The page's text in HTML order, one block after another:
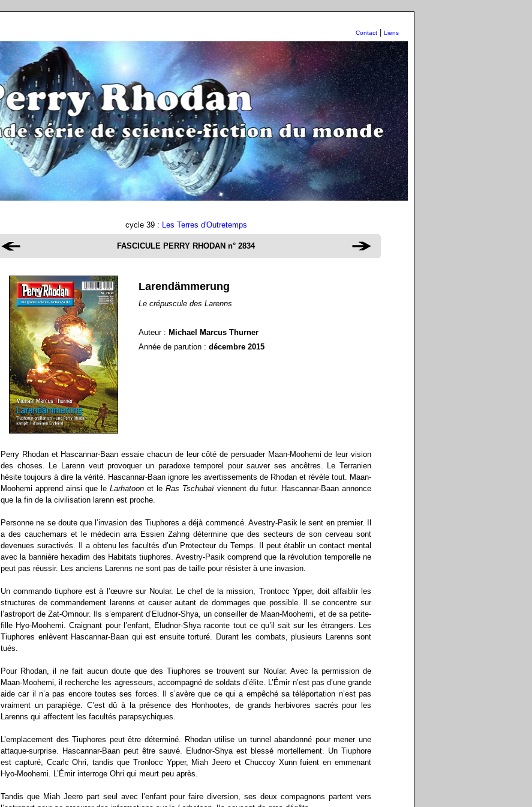
Contact Liens
cycle 39 : Les Terres d'Outretemps
FASCICULE PERRY RHODAN n° 2834
Larendämmerung
Le crépuscule des Larenns
Auteur : Michael Marcus Thurner
Année de parution : décembre 2015
Perry Rhodan et Hascannar-Baan essaie chacun de leur côté de persuader Maan-Moohemi de leur vision
des choses. Le Larenn veut provoquer un paradoxe temporel pour sauver ses ancêtres. Le Terranien
hésite toujours à dire la vérité. Hascannar-Baan ignore les avertissements de Rhodan et révèle tout. Maan-
Moohemi apprend ainsi que le Larhatoon et le Ras Tschubaïviennent du futur. Hascannar-Baan annonce
que la fin de la civilisation larenn est proche.
Personne ne se doute que l’invasion des Tiuphores a déjà commencé. Avestry-Pasik le sent en premier. Il
a des cauchemars et le médecin arra Essien Zahng détermine que des secteurs de son cerveau sont
devenues suractivés. Il a obtenu les facultés d’un Protecteur du Temps. Il peut établir un contact mental
avec la bannière hexadim des Habitats tiuphores. Avestry-Pasik comprend que la révolution temporelle ne
peut pas réussir. Les anciens Larenns ne sont pas de taille pour résister à une invasion.
Un commando tiuphore est à l’œuvre sur Noular. Le chef de la mission, Trontocc Ypper, doit affaiblir les
structures de commandement larenns et causer autant de dommages que possible. Il se concentre sur
l’astroport de Zat-Omnour. Ils s’emparent d’Eludnor-Shya, un conseiller de Maan-Moohemi, et de sa petite-
fille Hyo-Moohemi. Craignant pour l’enfant, Eludnor-Shya raconte tout ce qu’il sait sur les étrangers. Les
Tiuphores enlèvent Hascannar-Baan qui est ensuite torturé. Durant les combats, plusieurs Larenns sont
tués.
Pour Rhodan, il ne fait aucun doute que des Tiuphores se trouvent sur Noular. Avec la permission de
Maan-Moohemi, il recherche les agresseurs, accompagné de soldats d’élite. L’Émir n’est pas d’une grande
aide car il n’a pas encore toutes ses forces. Il s’avère que ce qui a empêché sa téléportation n’est pas
vraiment un parapiège. C’est dû à la présence des Honhootes, de grands herbivores sacrés pour les
Larenns qui affectent les facultés parapsychiques.
L’emplacement des Tiuphores peut être déterminé. Rhodan utilise un tunnel abandonné pour mener une
attaque-surprise. Hascannar-Baan peut être sauvé. Eludnor-Shya est blessé mortellement. Un Tiuphore
est capturé, Ccarlc Ohri, tandis que Tronlocc Ypper, Miah Jeero et Chuccoy Xunn fuient en emmenant
Hyo-Moohemi. L’Émir interroge Ohri qui meurt peu après.
Tandis que Miah Jeero part seul avec l’enfant pour faire diversion, ses deux compagnons partent vers